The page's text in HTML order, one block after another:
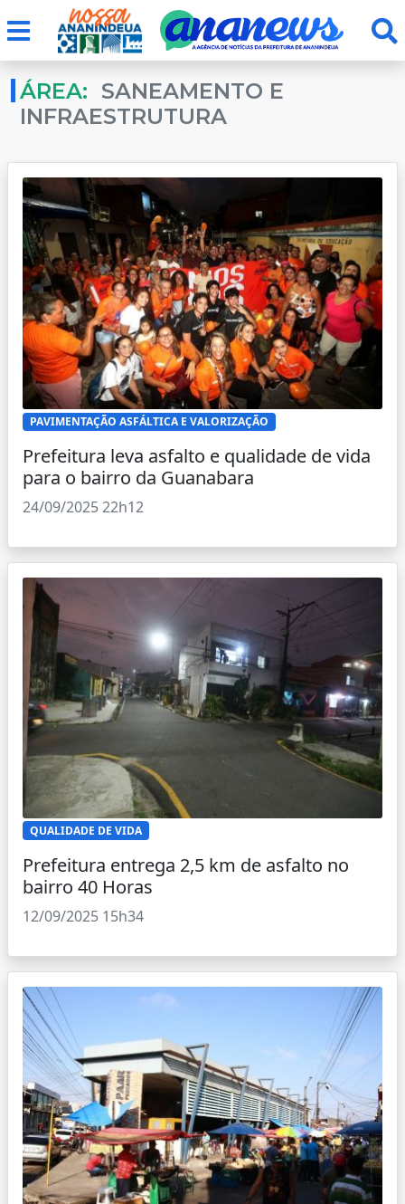
ÁREA: SANEAMENTO E
INFRAESTRUTURA
PAVIMENTAÇÃO ASFÁLTICA E VALORIZAÇÃO
Prefeitura leva asfalto e qualidade de vida
para o bairro da Guanabara
24/09/2025 22h12
QUALIDADE DE VIDA
Prefeitura entrega 2,5 km de asfalto no
bairro 40 Horas
12/09/2025 15h34